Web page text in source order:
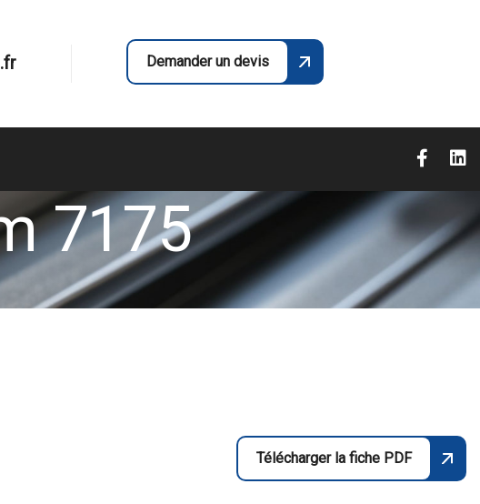
Demander un devis
7175
Télécharger la fiche PDF